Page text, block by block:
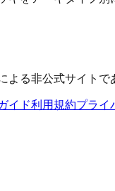
よる非公式サイト
イド利用規約プライ